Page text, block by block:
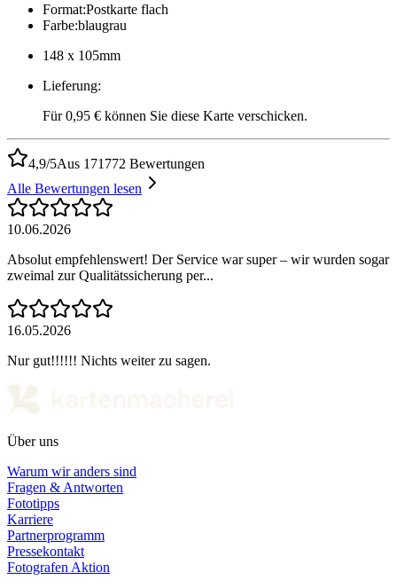
Format:Postkarte flach
Farbe:blaugrau
148 x 105mm
Lieferung:
Für 0,95 € können Sie diese Karte verschicken.
4,9/5Aus 171772 Bewertungen
Alle Bewertungen lesen
10.06.2026
Absolut empfehlenswert! Der Service war super – wir wurden sogar
zweimal zur Qualitätssicherung per...
16.05.2026
Nur gut!!!!!! Nichts weiter zu sagen.
Über uns
Warum wir anders sind
Fragen & Antworten
Fototipps
Karriere
Partnerprogramm
Pressekontakt
Fotografen Aktion